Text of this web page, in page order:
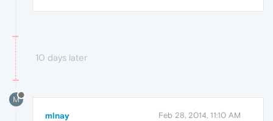
10 days later
M
mlnay Feb 28, 2014, 11:10 AM